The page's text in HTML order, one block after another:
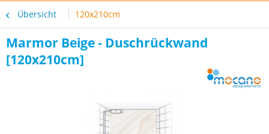
Übersicht 120x210cm
Marmor Beige - Duschrückwand
[120x210cm]